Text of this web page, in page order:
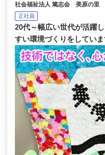
社会福祉法人 篤志会 美原の里
正社員
20代～幅広い世代が活躍
すい環境づくりをしていま